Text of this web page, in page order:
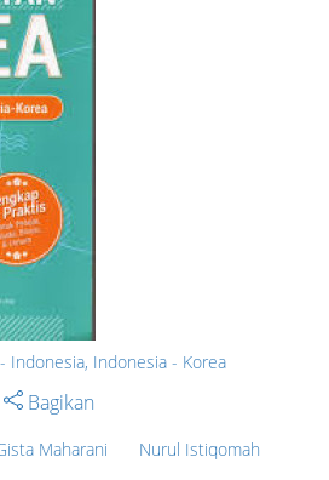
Indonesia, Indonesia - Korea
Bagikan
Maharani Nurul Istiqomah